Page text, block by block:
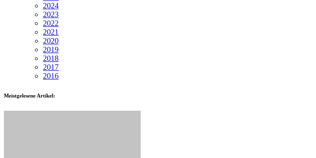
2024
2023
2022
2021
2020
2019
2018
2017
2016
Meistgelesene Artikel: